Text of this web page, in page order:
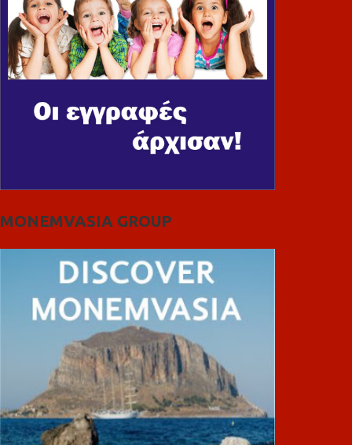
MONEMVASIA GROUP